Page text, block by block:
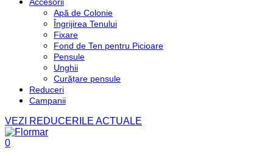
Apă de Colonie
Îngrijirea Tenului
Fixare
Fond de Ten pentru Picioare
Pensule
Unghii
Curățare pensule
Reduceri
Campanii
VEZI REDUCERILE ACTUALE
0